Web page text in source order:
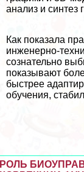
анализ и синтез
Как показала
инженерно-
сознательно
показывают
быстрее
обучения,
РОЛЬ